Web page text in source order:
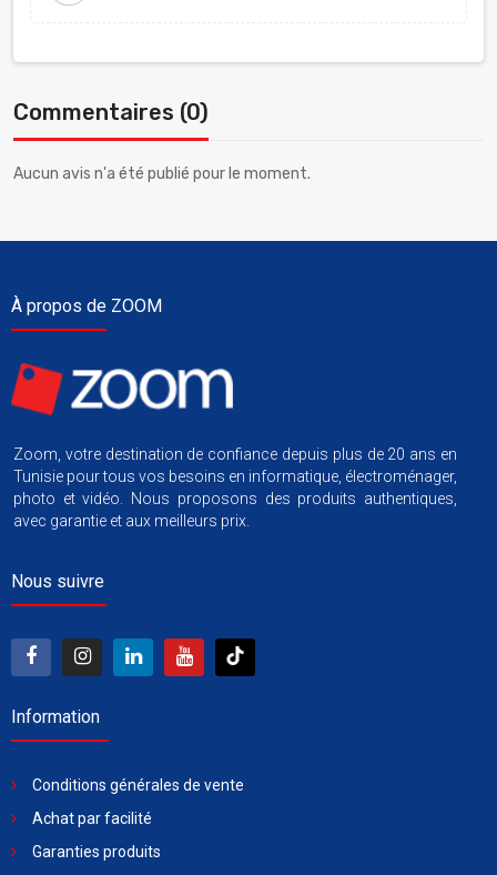
Commentaires (0)
Aucun avis n'a été publié pour le moment.
À propos de ZOOM
Zoom, votre destination de confiance depuis plus de 20 ans en
Tunisie pour tous vos besoins en informatique, électroménager,
photo et vidéo. Nous proposons des produits authentiques,
avec garantie et aux meilleurs prix.
Nous suivre
Information
Conditions générales de vente
Achat par facilité
Garanties produits